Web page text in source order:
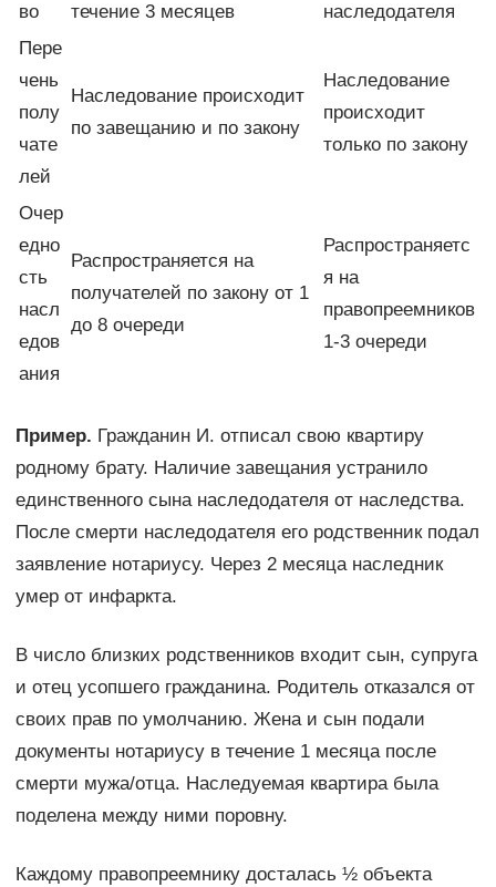
во
течение 3 месяцев
наследодателя
Пере
чень
полу
чате
лей
Наследование происходит
по завещанию и по закону
Наследование
происходит
только по закону
Очер
едно
сть
насл
едов
ания
Распространяется на
получателей по закону от 1
до 8 очереди
Распространяетс
я на
правопреемников
1-3 очереди
Пример. Гражданин И. отписал свою квартиру
родному брату. Наличие завещания устранило
единственного сына наследодателя от наследства.
После смерти наследодателя его родственник подал
заявление нотариусу. Через 2 месяца наследник
умер от инфаркта.
В число близких родственников входит сын, супруга
и отец усопшего гражданина. Родитель отказался от
своих прав по умолчанию. Жена и сын подали
документы нотариусу в течение 1 месяца после
смерти мужа/отца. Наследуемая квартира была
поделена между ними поровну.
Каждому правопреемнику досталась ½ объекта